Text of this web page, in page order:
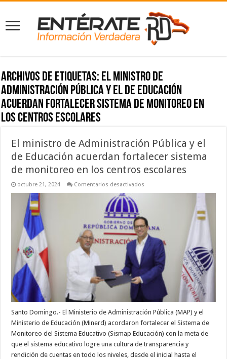
Archivos de etiquetas: El ministro de
Administración Pública y el de Educación
acuerdan fortalecer sistema de monitoreo en
los centros escolares
El ministro de Administración Pública y el
de Educación acuerdan fortalecer sistema
de monitoreo en los centros escolares
octubre 21, 2024 Comentarios desactivados
Pública
y
el
de
Educación
acuerdan
fortalecer
sistema
de
monitoreo
en
centros
escolares
Santo Domingo.- El Ministerio de Administración Pública (MAP) y el
Ministerio de Educación (Minerd) acordaron fortalecer el Sistema de
Monitoreo del Sistema Educativo (Sismap Educación) con la meta de
que el sistema educativo logre una cultura de transparencia y
rendición de cuentas en todo los niveles, desde el inicial hasta el